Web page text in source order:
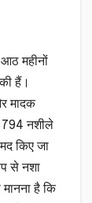
महीनों
हैं।
मादक
794 नशीले
किए जा
से नशा
है कि